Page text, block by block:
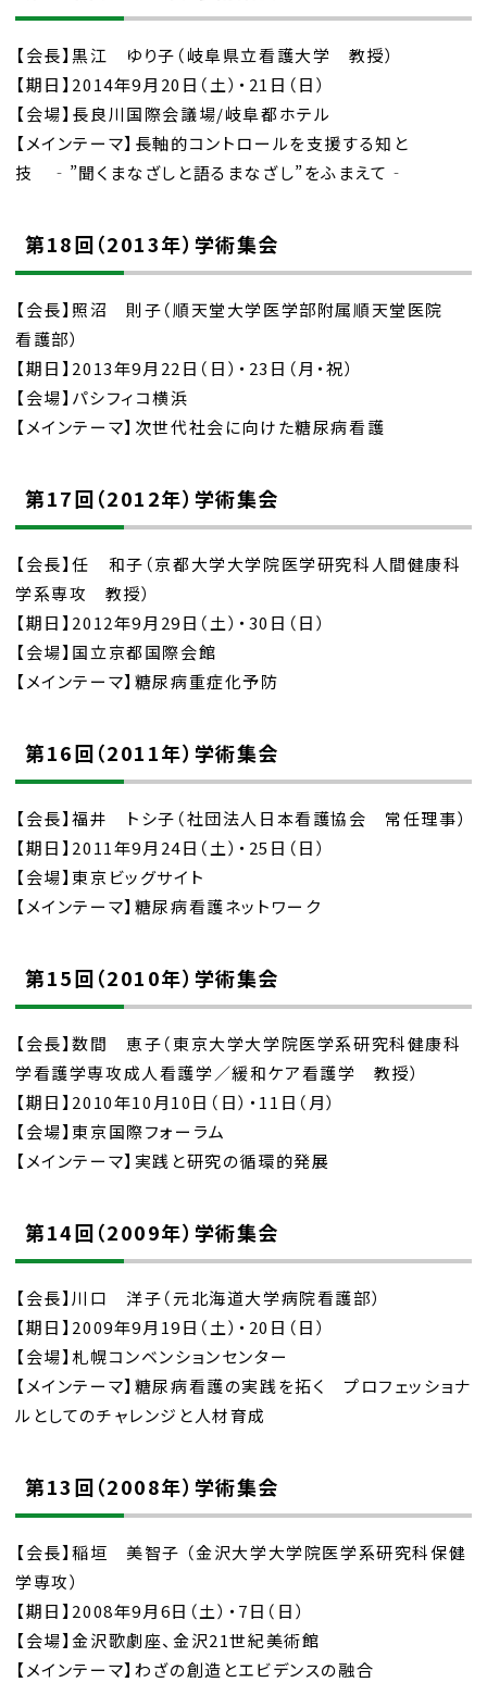
【会長】黒江 ゆり子（岐阜県立看護大学 教授）
【期日】2014年9月20日（土）・21日（日）
【会場】長良川国際会議場/岐阜都ホテル
【メインテーマ】長軸的コントロールを支援する知と
技 ‐”聞くまなざしと語るまなざし”をふまえて‐
第18回（2013年）学術集会
【会長】照沼 則子（順天堂大学医学部附属順天堂医院
看護部）
【期日】2013年9月22日（日）・23日（月・祝）
【会場】パシフィコ横浜
【メインテーマ】次世代社会に向けた糖尿病看護
第17回（2012年）学術集会
【会長】任 和子（京都大学大学院医学研究科人間健康科
学系専攻 教授）
【期日】2012年9月29日（土）・30日（日）
【会場】国立京都国際会館
【メインテーマ】糖尿病重症化予防
第16回（2011年）学術集会
【会長】福井 トシ子（社団法人日本看護協会 常任理事）
【期日】2011年9月24日（土）・25日（日）
【会場】東京ビッグサイト
【メインテーマ】糖尿病看護ネットワーク
第15回（2010年）学術集会
【会長】数間 恵子（東京大学大学院医学系研究科健康科
学看護学専攻成人看護学／緩和ケア看護学 教授）
【期日】2010年10月10日（日）・11日（月）
【会場】東京国際フォーラム
【メインテーマ】実践と研究の循環的発展
第14回（2009年）学術集会
【会長】川口 洋子（元北海道大学病院看護部）
【期日】2009年9月19日（土）・20日（日）
【会場】札幌コンベンションセンター
【メインテーマ】糖尿病看護の実践を拓く プロフェッショナ
ルとしてのチャレンジと人材育成
第13回（2008年）学術集会
【会長】稲垣 美智子 （金沢大学大学院医学系研究科保健
学専攻）
【期日】2008年9月6日（土）・7日（日）
【会場】金沢歌劇座、金沢21世紀美術館
【メインテーマ】わざの創造とエビデンスの融合